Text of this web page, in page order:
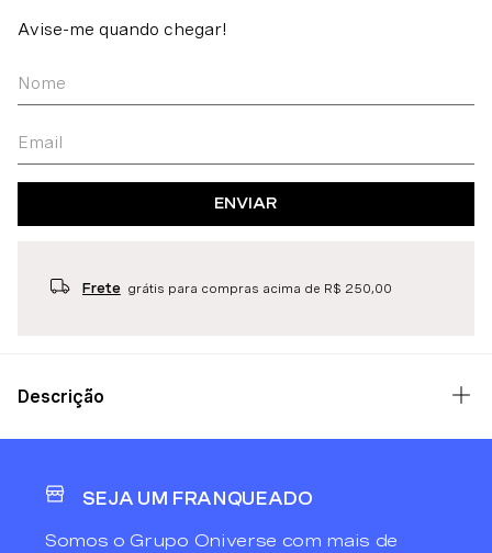
ENVIAR
Frete grátis para compras acima de R$ 250,00
Descrição
SEJA UM FRANQUEADO
Somos o Grupo Oniverse com mais de